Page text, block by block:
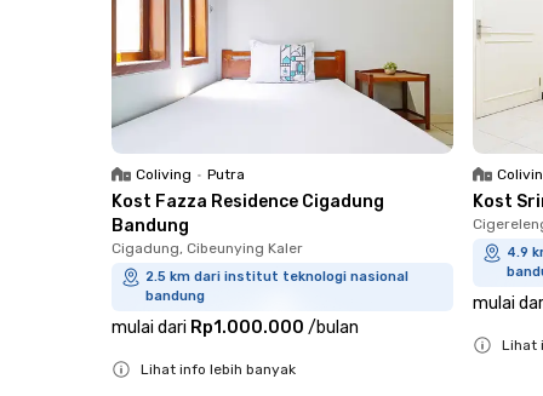
Coliving • Putra
Kost Fazza Residence Cigadung
Bandung
Cigadung, Cibeunying Kaler
2.5 km dari institut teknologi nasional
bandung
mulai dari Rp1.000.000 /bulan
Lihat info lebih banyak
Kost
4.9
mulai
Lihat